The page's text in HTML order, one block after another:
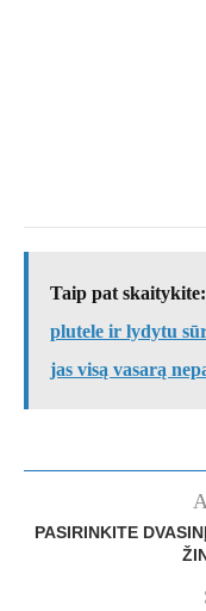
Taip pat skaitykite:
plutele ir lydytu
jas visą vasarą
PASIRINKITE